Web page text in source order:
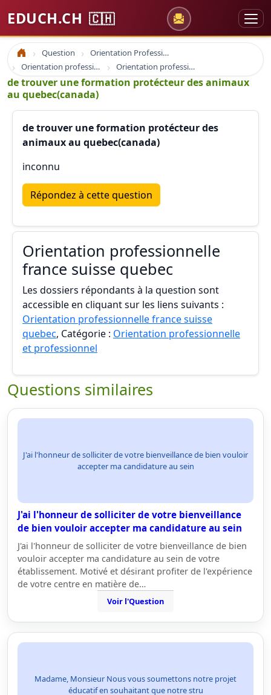
EDUCH.CH 🇨🇭
Accueil Question
Orientation Professionnelle
Orientation professionnelle et professionnel
Orientation professionnelle france suisse quebec
de trouver une formation protécteur des animaux
au quebec(canada)
de trouver une formation protécteur des
animaux au quebec(canada)
inconnu
Répondez à cette question
Orientation professionnelle
france suisse quebec
Les dossiers répondants à la question sont
accessible en cliquant sur les liens suivants :
Orientation professionnelle france suisse
quebec, Catégorie : Orientation professionnelle
et professionnel
Questions similaires
J'ai l'honneur de solliciter de votre bienveillance de bien vouloir
accepter ma candidature au sein
J'ai l'honneur de solliciter de votre bienveillance
de bien vouloir accepter ma candidature au sein
J'ai l'honneur de solliciter de votre bienveillance de bien
vouloir accepter ma candidature au sein de votre
établissement. Motivé et désirant profiter de l'expérience
de votre centre en matière de…
Voir l'Question
Madame, Monsieur Nous vous soumettons notre projet
éducatif en souhaitant que notre stru